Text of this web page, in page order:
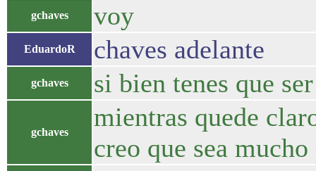
gchaves voy
EduardoR chaves adelante
gchaves si bien tenes que
gchaves
mientras quede
creo que sea